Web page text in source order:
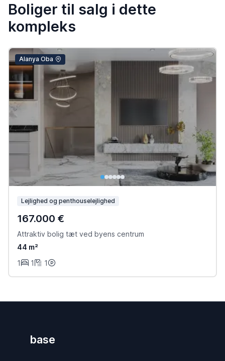
Boliger til salg i dette
kompleks
Alanya Oba
Lejlighed og penthouselejlighed
167.000 €
Attraktiv bolig tæt ved byens centrum
44 m²
1
1 1
base